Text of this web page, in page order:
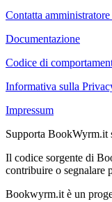
Contatta
Documentazione
Codice di
Informativa sulla
Impressum
Supporta BookWyrm.it
Il codice sorgente di
contribuire o segnalare
Bookwyrm.it è un